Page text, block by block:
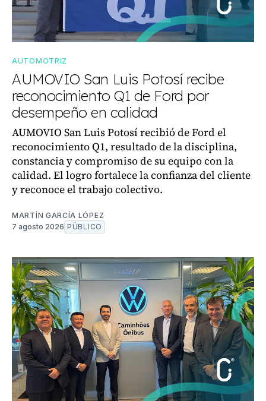
AUTOMOTRIZ
AUMOVIO San Luis Potosí recibe
reconocimiento Q1 de Ford por
desempeño en calidad
AUMOVIO San Luis Potosí recibió de Ford el
reconocimiento Q1, resultado de la disciplina,
constancia y compromiso de su equipo con la
calidad. El logro fortalece la confianza del cliente
y reconoce el trabajo colectivo.
MARTÍN GARCÍA LÓPEZ
7 agosto 2026 PÚBLICO